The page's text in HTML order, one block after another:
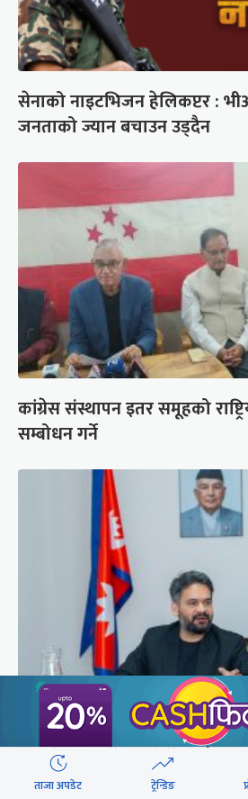
सेनाको नाइटभिजन हेलिकप्टर :
जनताको ज्यान बचाउन उड्दैन
कांग्रेस संस्थापन इतर समूहको
सम्बोधन गर्ने
प्रधानमन्त्री बालेनले ल्याएको
समितिबाट जस्ताको तस्तै सदर
ताजा अपडेट ट्रेन्डिङ